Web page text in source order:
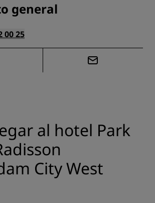
general
00 25
al hotel Park
City West